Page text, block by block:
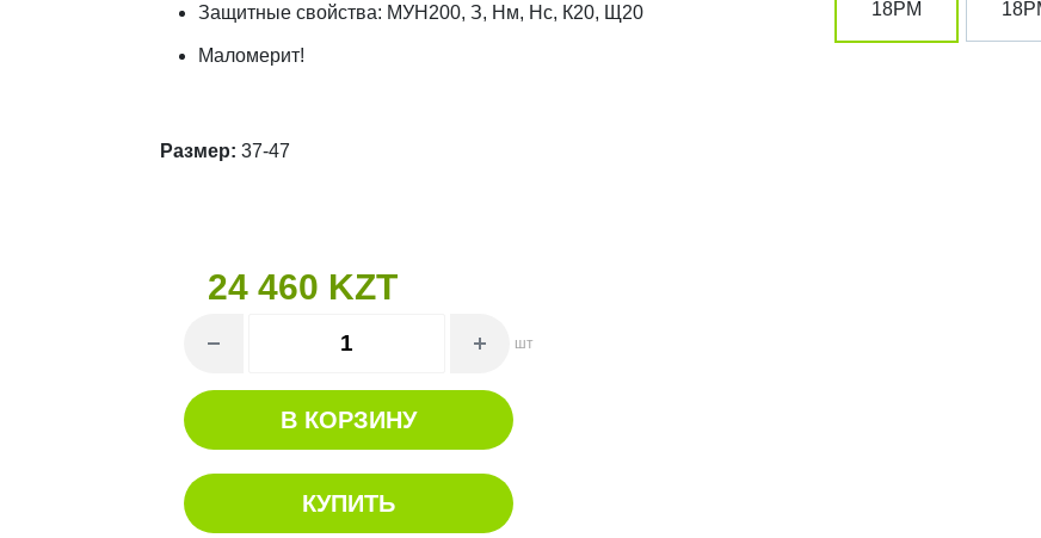
Защитные свойства: МУН200, З, Нм, Нс, К20, Щ20
Маломерит!
Размер: 37-47
24 460 KZT
шт
В КОРЗИНУ
КУПИТЬ